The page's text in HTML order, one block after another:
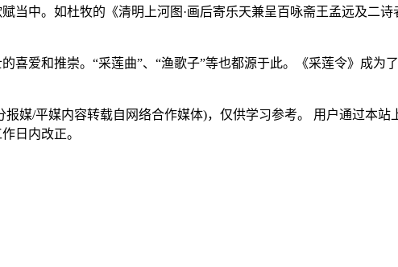
当中。如杜牧的《清明上河图·画后寄乐天兼呈百咏斋王孟远及二
喜爱和推崇。“采莲曲”、“渔歌子”等也都源于此。《采莲令》成为
媒/平媒内容转载自网络合作媒体)，仅供学习参考。 用户通过本
日内改正。